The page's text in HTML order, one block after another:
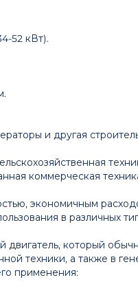
52 кВт).
и другая
коммерческая
экономичным
в различных
двигатель, который
техники, а также в
применения: